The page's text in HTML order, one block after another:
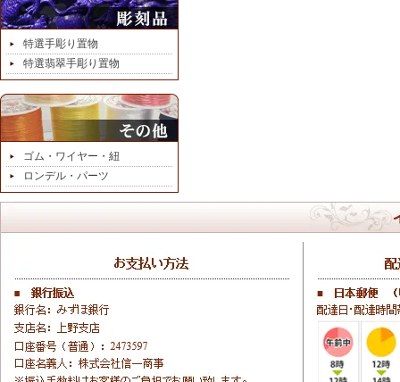
特選手彫り置物
特選翡翠手彫り置物
ゴム・ワイヤー・紐
ロンデル・パーツ